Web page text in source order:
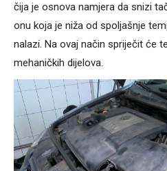
čija je osnova namjera da snizi
onu koja je niža od spoljašnje
nalazi. Na ovaj način spriječit će
mehaničkih dijelova.